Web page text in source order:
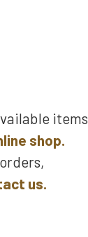
shop.
us.